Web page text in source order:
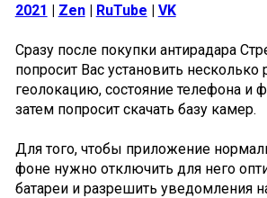
2021 | Zen| RuTube | VK
Сразу после покупки антирадара
попросит Вас установить
геолокацию, состояние телефона и
затем попросит скачать базу камер.
Для того, чтобы приложение
фоне нужно отключить для него
батареи и разрешить уведомления